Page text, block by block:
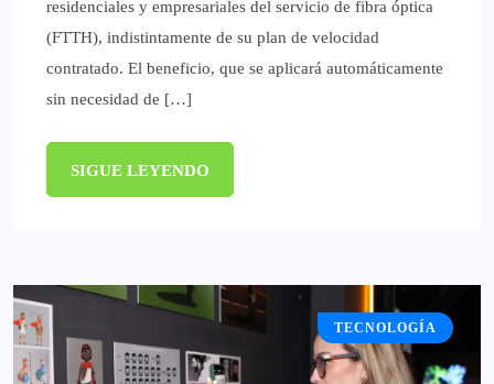
residenciales y empresariales del servicio de fibra óptica
(FTTH), indistintamente de su plan de velocidad
contratado. El beneficio, que se aplicará automáticamente
sin necesidad de […]
SIGUE LEYENDO
TECNOLOGÍA